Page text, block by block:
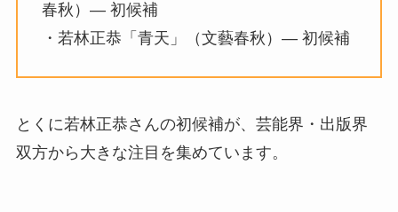
春秋）— 初候補
・若林正恭「青天」（文藝春秋）— 初候補
とくに若林正恭さんの初候補が、芸能界・出版界
双方から大きな注目を集めています。